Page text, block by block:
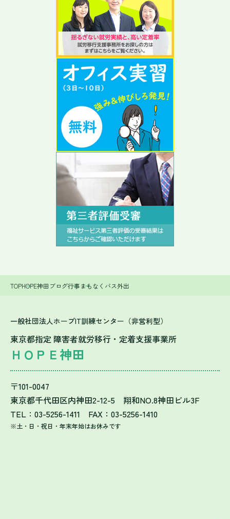
TOPHOPE神田ブログ行事まもなくバス外出
一般社団法人ホープIT訓練センター（非営利型）
東京都指定 障害者就労移行・定着支援事業所
ＨＯＰＥ神田
〒101-0047
東京都千代田区内神田2-12-5 翔和NO.8神田ビル3F
TEL：03-5256-1411 FAX：03-5256-1410
※土・日・祝日・年末年始はお休みです